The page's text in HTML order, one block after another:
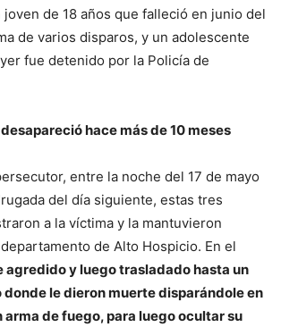
de 18 años que falleció en junio del
de varios disparos, y un adolescente
fue detenido por la Policía de
hace más de 10 meses
entre la noche del 17 de mayo
del día siguiente, estas tres
a la víctima y la mantuvieron
de Alto Hospicio. En el
agredido y luego trasladado hasta un
le dieron muerte disparándole en
arma de fuego, para luego ocultar su